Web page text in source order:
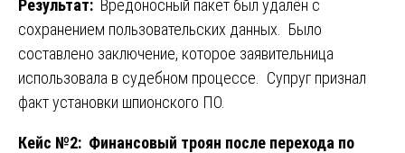
Результат: Вредоносный пакет был удалён с
сохранением пользовательских данных. Было
составлено заключение, которое заявительница
использовала в судебном процессе. Супруг признал
факт установки шпионского ПО.
Кейс №2: Финансовый троян после перехода по